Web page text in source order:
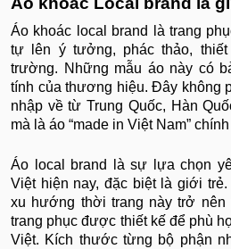
Áo khoác local brand là trang
tự lên ý tưởng, phác thảo,
trường. Những mẫu áo này có
tính của thương hiệu. Đây không
nhập về từ Trung Quốc, Hàn
mà là áo “made in Việt Nam”
Áo local brand là sự lựa chọn
Việt hiện nay, đặc biệt là giới
xu hướng thời trang này trở nên
trang phục được thiết kế để phù
Việt. Kích thước từng bộ phận